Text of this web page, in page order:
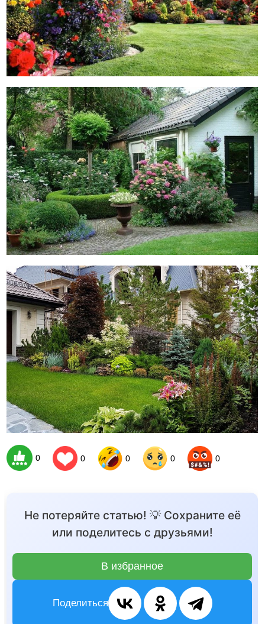
0 0 0 0 0
Не потеряйте статью! 💡 Сохраните её
или поделитесь с друзьями!
В избранное
Поделиться